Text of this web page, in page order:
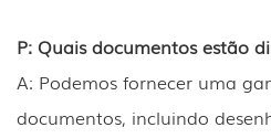
P: Quais documentos estão
A: Podemos fornecer uma
documentos, incluindo